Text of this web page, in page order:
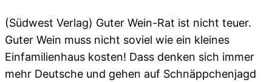
(Südwest Verlag) Guter Wein-Rat ist nicht teuer.
Guter Wein muss nicht soviel wie ein kleines
Einfamilienhaus kosten! Dass denken sich immer
mehr Deutsche und gehen auf Schnäppchenjagd